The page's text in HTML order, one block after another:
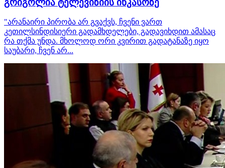
გრიგოლია ტელევიზიის ინკასოზე
"არანაირი პირობა არ გვაქვს, ჩვენი ვართ
კეთილსინდისიერი გადამხდელები, გადავიხდით ამასაც
რა თქმა უნდა. მხოლოდ ორი კვირით გადატანაზე იყო
საუბარი, ჩვენ არ...